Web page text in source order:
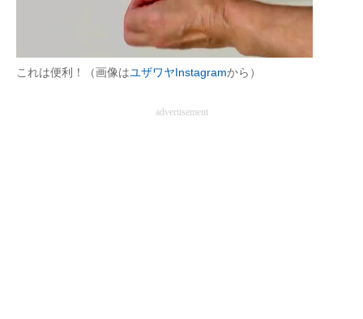
これは便利！（画像はユザワヤInstagramから）
advertisement